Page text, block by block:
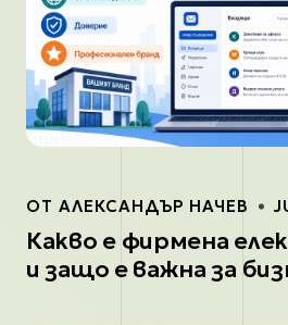
ОТ АЛЕКСАНДЪР НАЧЕВ
Какво е фирмена
и защо е важна за